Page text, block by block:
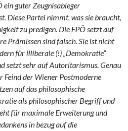
ein guter Zeugnisableger
Diese Partei nimmt, was sie braucht,
zu predigen. Die FPÖ setzt auf
Prämissen sind falsch. Sie ist nicht
für illiberale (!) „Demokratie“
setzt sehr auf Autoritarismus. Genau
der Wiener Postmoderne
auf das philosophische
als philosophischer Begriff und
für maximale Erweiterung und
in bezug auf die